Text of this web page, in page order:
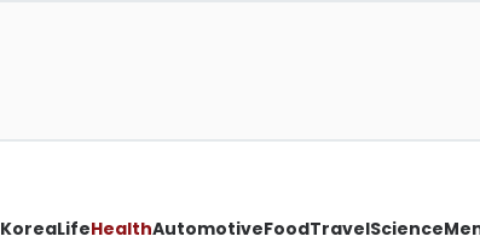
KoreaLifeHealthAutomotiveFoodTravelScience